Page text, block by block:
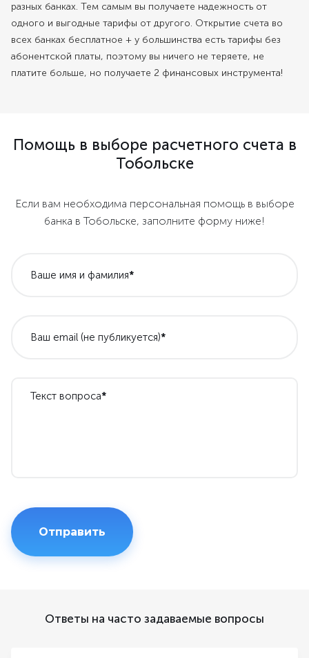
разных банках. Тем самым вы получаете надежность от
одного и выгодные тарифы от другого. Открытие счета во
всех банках бесплатное + у большинства есть тарифы без
абонентской платы, поэтому вы ничего не теряете, не
платите больше, но получаете 2 финансовых инструмента!
Помощь в выборе расчетного счета в
Тобольске
Если вам необходима персональная помощь в выборе
банка в Тобольске, заполните форму ниже!
Ваше имя и фамилия*
Ваш email (не публикуется)*
Текст вопроса*
Ответы на часто задаваемые вопросы